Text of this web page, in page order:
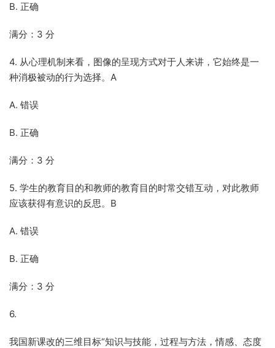
B. 正确
满分：3 分
4. 从心理机制来看，图像的呈现方式对于人来讲，它始终是一
种消极被动的行为选择。A
A. 错误
B. 正确
满分：3 分
5. 学生的教育目的和教师的教育目的时常交错互动，对此教师
应该获得有意识的反思。B
A. 错误
B. 正确
满分：3 分
6.
我国新课改的三维目标“知识与技能，过程与方法，情感、态度